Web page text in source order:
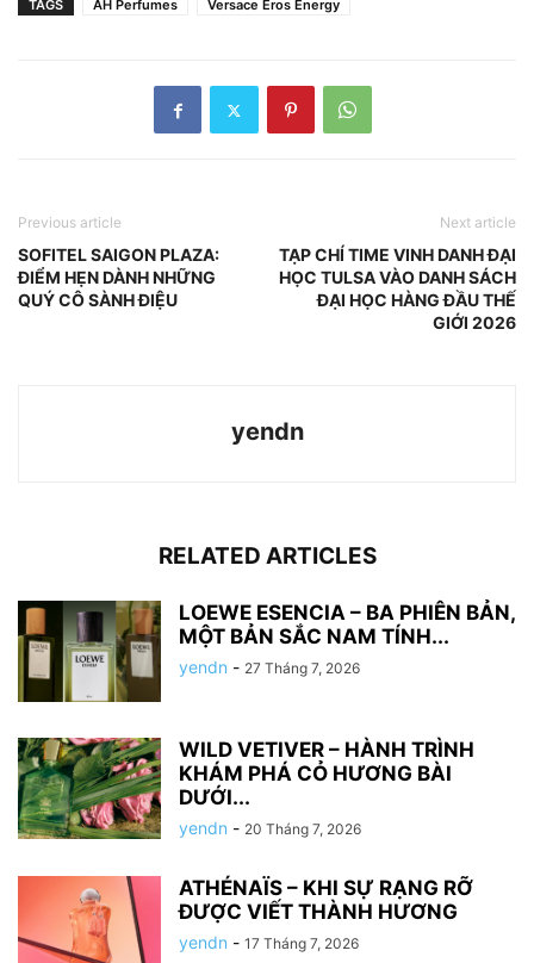
TAGS AH Perfumes Versace Eros Energy
Previous article
SOFITEL SAIGON PLAZA:
ĐIỂM HẸN DÀNH NHỮNG
QUÝ CÔ SÀNH ĐIỆU
Next article
TẠP CHÍ TIME VINH DANH ĐẠI
HỌC TULSA VÀO DANH SÁCH
ĐẠI HỌC HÀNG ĐẦU THẾ
GIỚI 2026
yendn
RELATED ARTICLES
LOEWE ESENCIA – BA PHIÊN BẢN,
MỘT BẢN SẮC NAM TÍNH...
yendn - 27 Tháng 7, 2026
WILD VETIVER – HÀNH TRÌNH
KHÁM PHÁ CỎ HƯƠNG BÀI
DƯỚI...
yendn - 20 Tháng 7, 2026
ATHÉNAÏS – KHI SỰ RẠNG RỠ
ĐƯỢC VIẾT THÀNH HƯƠNG
yendn - 17 Tháng 7, 2026